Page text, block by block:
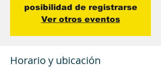
posibilidad de registrarse
Ver otros eventos
Horario y ubicación